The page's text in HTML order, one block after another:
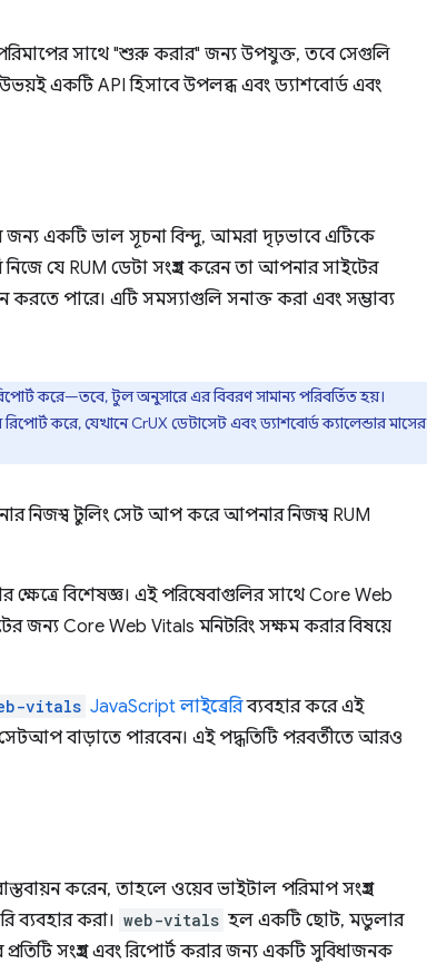
সাথে "শুরু করার" জন্য উপযুক্ত, তবে সেগুলি
একটি API হিসাবে উপলব্ধ এবং ড্যাশবোর্ড এবং
জন্য একটি ভাল সূচনা বিন্দু, আমরা দৃঢ়ভাবে এটিকে
যে RUM ডেটা সংগ্রহ করেন তা আপনার সাইটের
করতে পারে। এটি সমস্যাগুলি সনাক্ত করা এবং সম্ভাব্য
করে—তবে, টুল অনুসারে এর বিবরণ সামান্য পরিবর্তিত হয়।
করে, যেখানে CrUX ডেটাসেট এবং ড্যাশবোর্ড ক্যালেন্ডার মাসের
নিজস্ব টুলিং সেট আপ করে আপনার নিজস্ব RUM
ক্ষেত্রে বিশেষজ্ঞ। এই পরিষেবাগুলির সাথে Core Web
জন্য Core Web Vitals মনিটরিং সক্ষম করার বিষয়ে
vitals JavaScript লাইব্রেরিব্যবহার করে এই
সেটআপ বাড়াতে পারবেন। এই পদ্ধতিটি পরবর্তীতে আরও
করেন, তাহলে ওয়েব ভাইটাল পরিমাপ সংগ্রহ
ব্যবহার করা। web-vitals হল একটি ছোট, মডুলার
প্রতিটি সংগ্রহ এবং রিপোর্ট করার জন্য একটি সুবিধাজনক